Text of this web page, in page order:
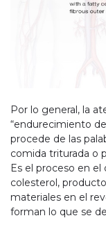
Por lo general, la
“endurecimiento de
procede de las
comida triturada o
Es el proceso en el
colesterol,
materiales en el
forman lo que se